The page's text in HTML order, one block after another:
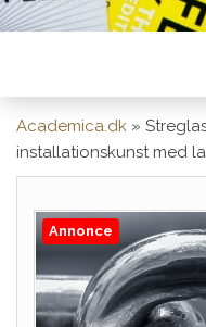
Academica.dk »
installationskunst med
Annonce